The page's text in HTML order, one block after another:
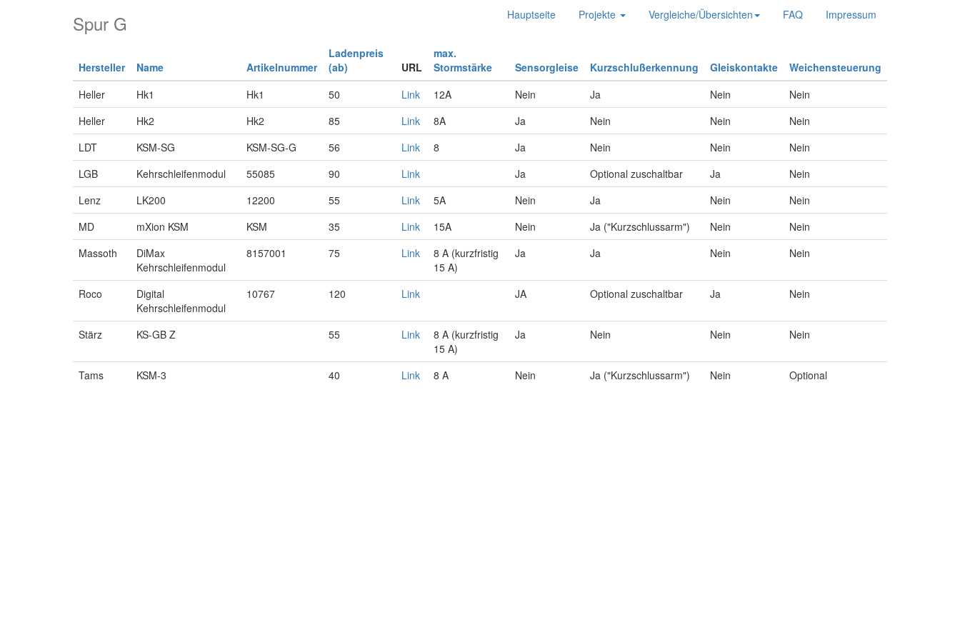
Hauptseite Projekte Vergleiche/Übersichten FAQ Impressum
Spur G
Hersteller Name Artikelnummer
Ladenpreis
(ab)
URL
max.
Stormstärke
Sensorgleise Kurzschlußerkennung Gleiskontakte
Weichensteuerung
Heller
Hk1 Hk1 50 Link 12A Nein Ja Nein
Nein
Heller
Hk2 Hk2 85 Link 8A Ja Nein Nein
Nein
LDT
KSM-SG KSM-SG-G 56 Link 8 Ja Nein Nein
Nein
LGB
Kehrschleifenmodul 55085 90 Link Ja Optional zuschaltbar Ja
Nein
Lenz
LK200 12200 55 Link 5A Nein Ja Nein
Nein
MD
mXion KSM KSM 35 Link 15A Nein Ja ("Kurzschlussarm") Nein
Nein
Massoth
DiMax
Kehrschleifenmodul
8157001 75 Link
8 A (kurzfristig
15 A)
Ja Ja Nein Nein
Roco
Digital
Kehrschleifenmodul
10767 120 Link JA Optional zuschaltbar Ja Nein
Stärz KS-GB Z 55 Link
8 A (kurzfristig
15 A)
Ja Nein Nein Nein
Tams KSM-3 40 Link 8 A Nein Ja ("Kurzschlussarm") Nein Optional